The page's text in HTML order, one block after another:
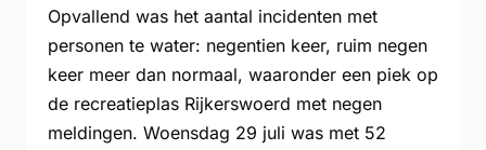
Opvallend was het aantal incidenten met
personen te water: negentien keer, ruim negen
keer meer dan normaal, waaronder een piek op
de recreatieplas Rijkerswoerd met negen
meldingen. Woensdag 29 juli was met 52